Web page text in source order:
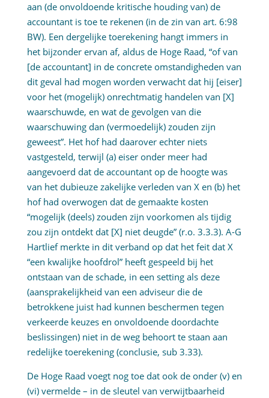
aan (de onvoldoende kritische houding van) de
accountant is toe te rekenen (in de zin van art. 6:98
BW). Een dergelijke toerekening hangt immers in
het bijzonder ervan af, aldus de Hoge Raad, “of van
[de accountant] in de concrete omstandigheden van
dit geval had mogen worden verwacht dat hij [eiser]
voor het (mogelijk) onrechtmatig handelen van [X]
waarschuwde, en wat de gevolgen van die
waarschuwing dan (vermoedelijk) zouden zijn
geweest”. Het hof had daarover echter niets
vastgesteld, terwijl (a) eiser onder meer had
aangevoerd dat de accountant op de hoogte was
van het dubieuze zakelijke verleden van X en (b) het
hof had overwogen dat de gemaakte kosten
“mogelijk (deels) zouden zijn voorkomen als tijdig
zou zijn ontdekt dat [X] niet deugde” (r.o. 3.3.3). A-G
Hartlief merkte in dit verband op dat het feit dat X
“een kwalijke hoofdrol” heeft gespeeld bij het
ontstaan van de schade, in een setting als deze
(aansprakelijkheid van een adviseur die de
betrokkene juist had kunnen beschermen tegen
verkeerde keuzes en onvoldoende doordachte
beslissingen) niet in de weg behoort te staan aan
redelijke toerekening (conclusie, sub 3.33).
De Hoge Raad voegt nog toe dat ook de onder (v) en
(vi) vermelde – in de sleutel van verwijtbaarheid